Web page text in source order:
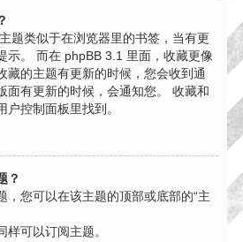
题类似于在浏览器里的书签，当有更
示。 而在 phpBB 3.1 里面，收藏更像
藏的主题有更新的时候，您会收到通
面有更新的时候，会通知您。 收藏和
控制面板里找到。
？
，您可以在该主题的顶部或底部的“主
可以订阅主题。